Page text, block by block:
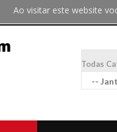
Ao visitar este website
Todas